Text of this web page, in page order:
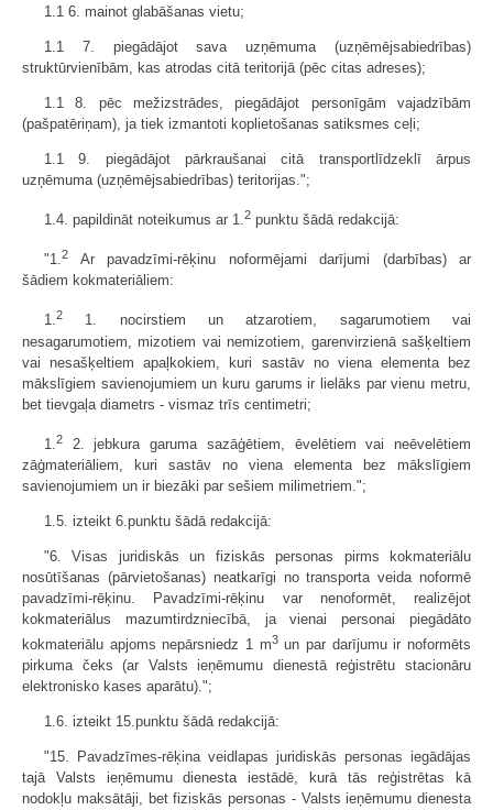
1.1 6. mainot glabāšanas vietu;
1.1 7. piegādājot sava uzņēmuma (uzņēmējsabiedrības)
struktūrvienībām, kas atrodas citā teritorijā (pēc citas adreses);
1.1 8. pēc mežizstrādes, piegādājot personīgām vajadzībām
(pašpatēriņam), ja tiek izmantoti koplietošanas satiksmes ceļi;
1.1 9. piegādājot pārkraušanai citā transportlīdzeklī ārpus
uzņēmuma (uzņēmējsabiedrības) teritorijas.";
1.4. papildināt noteikumus ar 1. 2 punktu šādā redakcijā:
"1.2
Ar pavadzīmi-rēķinu noformējami darījumi (darbības) ar
šādiem kokmateriāliem:
1.2
1. nocirstiem un atzarotiem, sagarumotiem vai
nesagarumotiem, mizotiem vai nemizotiem, garenvirzienā sašķeltiem
vai nesašķeltiem apaļkokiem, kuri sastāv no viena elementa bez
mākslīgiem savienojumiem un kuru garums ir lielāks par vienu metru,
bet tievgaļa diametrs - vismaz trīs centimetri;
1. 2
2. jebkura garuma sazāģētiem, ēvelētiem vai neēvelētiem
zāģmateriāliem, kuri sastāv no viena elementa bez mākslīgiem
savienojumiem un ir biezāki par sešiem milimetriem.";
1.5. izteikt 6.punktu šādā redakcijā:
"6. Visas juridiskās un fiziskās personas pirms kokmateriālu
nosūtīšanas (pārvietošanas) neatkarīgi no transporta veida noformē
pavadzīmi-rēķinu. Pavadzīmi-rēķinu var nenoformēt, realizējot
kokmateriālus mazumtirdzniecībā, ja vienai personai piegādāto
kokmateriālu apjoms nepārsniedz 1 m3un par darījumu ir noformēts
pirkuma čeks (ar Valsts ieņēmumu dienestā reģistrētu stacionāru
elektronisko kases aparātu).";
1.6. izteikt 15.punktu šādā redakcijā:
"15. Pavadzīmes-rēķina veidlapas juridiskās personas iegādājas
tajā Valsts ieņēmumu dienesta iestādē, kurā tās reģistrētas kā
nodokļu maksātāji, bet fiziskās personas - Valsts ieņēmumu dienesta